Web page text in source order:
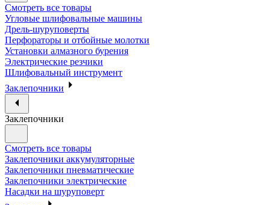
Смотреть все товары
Угловые шлифовальные машины
Дрель-шуруповерты
Перфораторы и отбойные молотки
Установки алмазного бурения
Электрические резчики
Шлифовальный инструмент
Заклепочники
Заклепочники
Смотреть все товары
Заклепочники аккумуляторные
Заклепочники пневматические
Заклепочники электрические
Насадки на шуруповерт